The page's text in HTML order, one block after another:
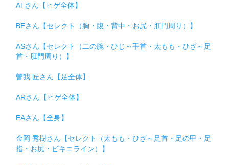
ATさん【ヒゲ全体】
BEさん【セレクト（胸・腹・背中・お尻・肛門周り）】
ASさん【セレクト（二の腕・ひじ～手首・太もも・ひざ～足
首・肛門周り）】
曽我 匠さん【足全体】
ARさん【ヒゲ全体】
EAさん【全身】
金岡 秀樹さん【セレクト（太もも・ひざ～足首・足の甲・足
指・お尻・ビキニライン）】